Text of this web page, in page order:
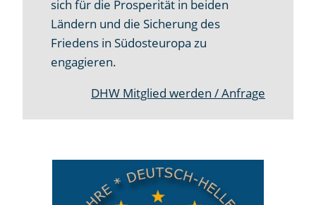
sich für die Prosperität in beiden
Ländern und die Sicherung des
Friedens in Südosteuropa zu
engagieren.
DHW Mitglied werden / Anfrage